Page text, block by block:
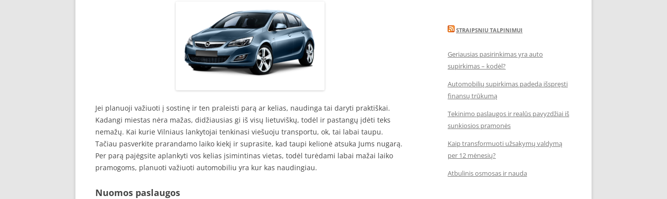
Jei planuoji važiuoti į sostinę ir ten praleisti parą ar kelias, naudinga tai daryti praktiškai.
Kadangi miestas nėra mažas, didžiausias gi iš visų lietuviškų, todėl ir pastangų įdėti teks
nemažų. Kai kurie Vilniaus lankytojai tenkinasi viešuoju transportu, ok, tai labai taupu.
Tačiau pasverkite prarandamo laiko kiekį ir suprasite, kad taupi kelionė atsuka Jums nugarą.
Per parą pajėgsite aplankyti vos kelias įsimintinas vietas, todėl turėdami labai mažai laiko
pramogoms, planuoti važiuoti automobiliu yra kur kas naudingiau.
Nuomos paslaugos
STRAIPSNIU TALPINIMUI
Geriausias pasirinkimas yra auto
supirkimas – kodėl?
Automobilių supirkimas padeda išspręsti
finansų trūkumą
Tekinimo paslaugos ir realūs pavyzdžiai iš
sunkiosios pramonės
Kaip transformuoti užsakymų valdymą
per 12 mėnesių?
Atbulinis osmosas ir nauda